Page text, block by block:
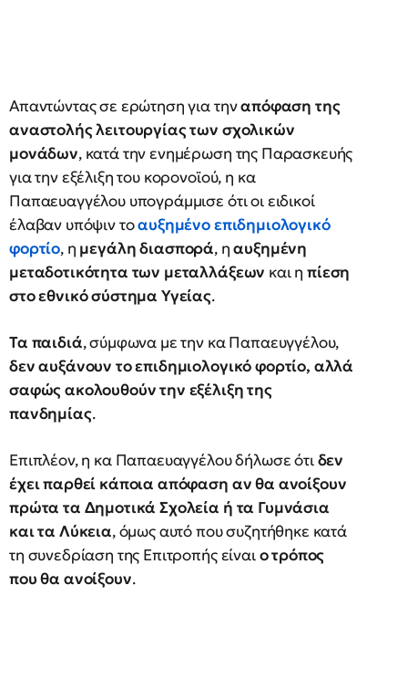
Απαντώντας σε ερώτηση για τηναπόφαση της
αναστολής λειτουργίας των σχολικών
μονάδων, κατά την ενημέρωση της Παρασκευής
για την εξέλιξη του κορονοϊού, η κα
Παπαευαγγέλου υπογράμμισε ότι οι ειδικοί
έλαβαν υπόψιν τοαυξημένο επιδημιολογικό
φορτίο, η μεγάλη διασπορά, ηαυξημένη
μεταδοτικότητα των μεταλλάξεων και ηπίεση
στο εθνικό σύστημα Υγείας.
Τα παιδιά, σύμφωνα με την κα Παπαευγγέλου,
δεν αυξάνουν το επιδημιολογικό φορτίο, αλλά
σαφώς ακολουθούν την εξέλιξη της
πανδημίας.
Επιπλέον, η κα Παπαευαγγέλου δήλωσε ότιδεν
έχει παρθεί κάποια απόφαση αν θα ανοίξουν
πρώτα τα Δημοτικά Σχολεία ή τα Γυμνάσια
και τα Λύκεια, όμως αυτό που συζητήθηκε κατά
τη συνεδρίαση της Επιτροπής είναιο τρόπος
που θα ανοίξουν.